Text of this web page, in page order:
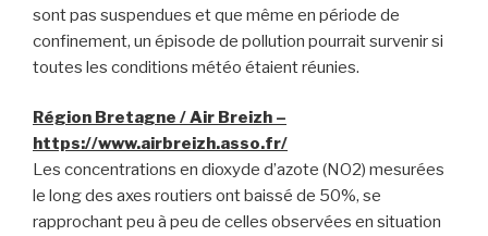
sont pas suspendues et que même en période de
confinement, un épisode de pollution pourrait survenir si
toutes les conditions météo étaient réunies.
Région Bretagne / Air Breizh –
https://www.airbreizh.asso.fr/
Les concentrations en dioxyde d’azote (NO2) mesurées
le long des axes routiers ont baissé de 50%, se
rapprochant peu à peu de celles observées en situation